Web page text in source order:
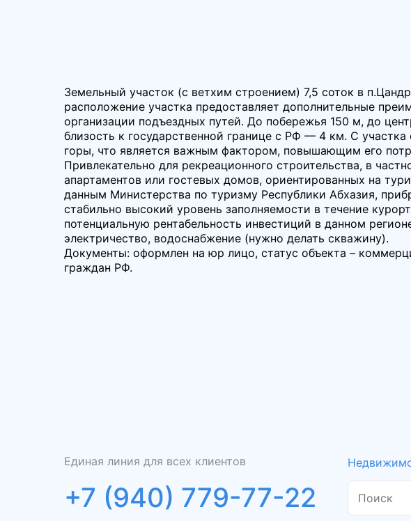
Земельный участок (с ветхим строением) 7,5 соток в
расположение участка предоставляет дополнительные
организации подъездных путей. До побережья 150 м, до
близость к государственной границе с РФ — 4 км. С
горы, что является важным фактором, повышающим его
Привлекательно для рекреационного строительства, в
апартаментов или гостевых домов, ориентированных на
данным Министерства по туризму Республики Абхазия,
стабильно высокий уровень заполняемости в течение
потенциальную рентабельность инвестиций в данном
электричество, водоснабжение (нужно делать скважину).
Документы: оформлен на юр лицо, статус объекта –
граждан РФ.
Единая линия для всех клиентов
+7 (940) 779-77-22